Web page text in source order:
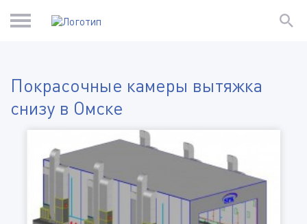
Покрасочные камеры вытяжка
снизу в Омске